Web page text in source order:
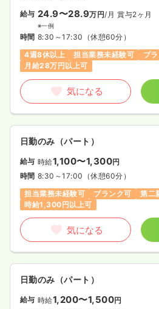
給与 24.9〜28.9万円/月 賞与2ヶ月
※一例
時間 8:30～17:30 （休憩60分）
4週8休以上
担当業務未経験可 ブ
月給28万円以上可
気になる
日勤のみ（パート）
給与 時給1,100〜1,300円
時間 8:30～17:00 （休憩60分）
担当業務未経験可
ブランク可
第二
時給1,300円以上可
気になる
日勤のみ（パート）
給与 時給1,200〜1,500円